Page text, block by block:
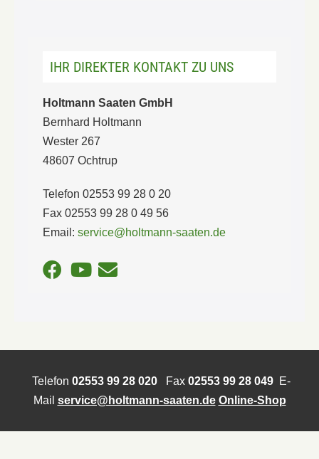
IHR DIREKTER KONTAKT ZU UNS
Holtmann Saaten GmbH
Bernhard Holtmann
Wester 267
48607 Ochtrup
Telefon 02553 99 28 0 20
Fax 02553 99 28 0 49 56
Email: service@holtmann-saaten.de
Telefon 02553 99 28 020Fax 02553 99 28 049E-
Mail service@holtmann-saaten.de Online-Shop